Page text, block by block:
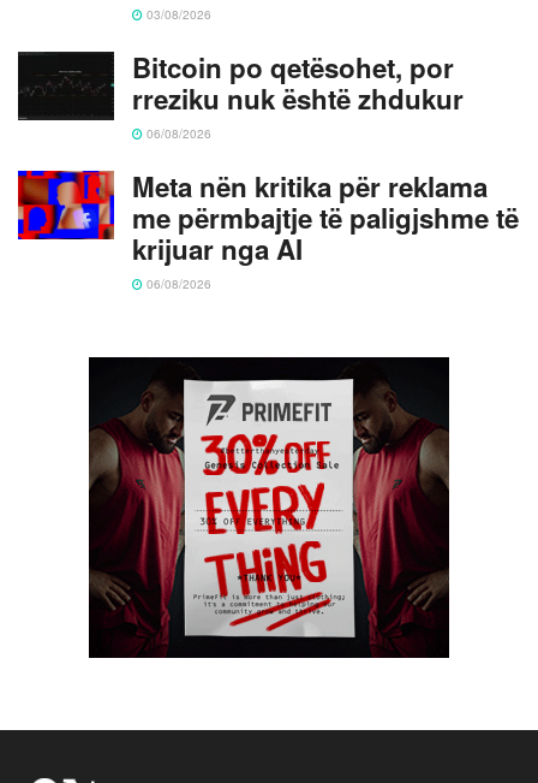
03/08/2026
Bitcoin po qetësohet, por
rreziku nuk është zhdukur
06/08/2026
Meta nën kritika për reklama
me përmbajtje të paligjshme të
krijuar nga AI
06/08/2026